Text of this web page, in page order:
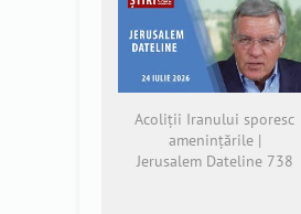
Acoliții Iranului sporesc
amenințările |
Jerusalem Dateline 738